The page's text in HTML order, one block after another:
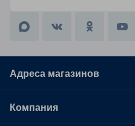
Адреса магазинов
Компания